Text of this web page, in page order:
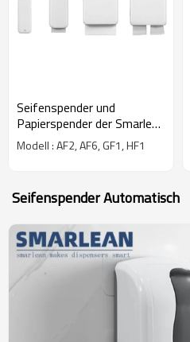
Seifenspender und
Papierspender der Smarlean
Commercial Slim-Serie
Modell : AF2, AF6, GF1, HF1
Seifenspender Automatisch